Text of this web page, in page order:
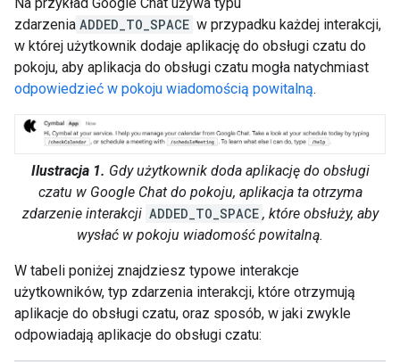
zdarzenia ADDED_TO_SPACE w przypadku każdej interakcji,
w której użytkownik dodaje aplikację do obsługi czatu do
pokoju, aby aplikacja do obsługi czatu mogła natychmiast
odpowiedzieć w pokoju wiadomością powitalną.
Ilustracja 1. Gdy użytkownik doda aplikację do obsługi
czatu w Google Chat do pokoju, aplikacja ta otrzyma
zdarzenie interakcji ADDED_TO_SPACE , które obsłuży, aby
wysłać w pokoju wiadomość powitalną.
W tabeli poniżej znajdziesz typowe interakcje
użytkowników, typ zdarzenia interakcji, które otrzymują
aplikacje do obsługi czatu, oraz sposób, w jaki zwykle
odpowiadają aplikacje do obsługi czatu: